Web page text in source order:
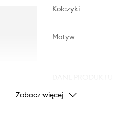
Kolczyki
Motyw
Zobacz więcej